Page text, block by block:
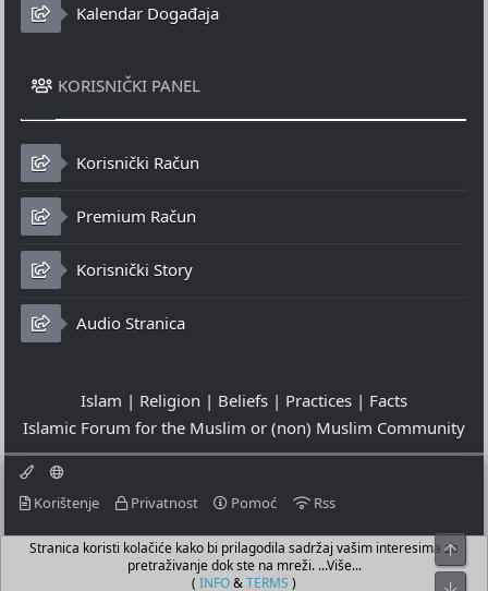
Kalendar Događaja
KORISNIČKI PANEL
Korisnički Račun
Premium Račun
Korisnički Story
Audio Stranica
Islam | Religion | Beliefs | Practices | Facts
Islamic Forum for the Muslim or (non) Muslim Community
Korištenje Privatnost Pomoć Rss
© 2023 - 08-08-2026
© Islamic Community Platform ®
Stranica koristi kolačiće kako bi prilagodila sadržaj vašim interesima za
pretraživanje dok ste na mreži. ...Više...
( INFO&TERMS )
Top